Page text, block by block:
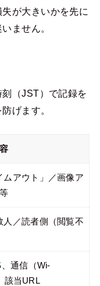
が大きいかを先に
ません。
（JST）で記録を
げます。
ムアウト」／画像ア
人／読者側（閲覧不
通信（Wi-
該当URL